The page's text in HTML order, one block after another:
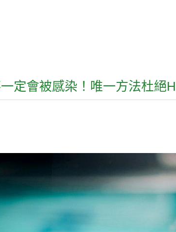
定會被感染！唯一方法杜絕